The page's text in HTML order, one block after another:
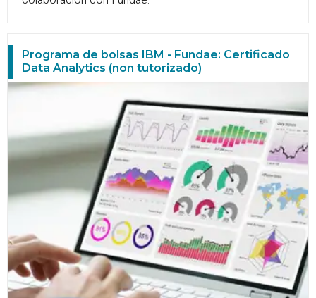
Programa de bolsas IBM - Fundae: Certificado
Data Analytics (non tutorizado)